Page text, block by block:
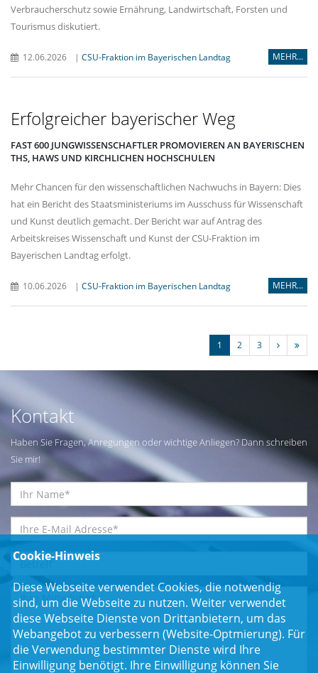
Verbraucherschutz sowie Ernährung, Landwirtschaft, Forsten und
Tourismus diskutiert.
12.06.2026 | CSU-Fraktion im Bayerischen Landtag MEHR...
Erfolgreicher bayerischer Weg
FAST 600 JUNGWISSENSCHAFTLER PROMOVIEREN AN BAYERISCHEN
THS, HAWS UND KIRCHLICHEN HOCHSCHULEN
Mehr Chancen für den wissenschaftlichen Nachwuchs in Bayern: Dies
hat ein Bericht des Staatsministeriums im Ausschuss für Wissenschaft
und Kunst deutlich gemacht. Der Bericht war auf Antrag des
Arbeitskreises Wissenschaft und Kunst der CSU-Fraktion im
Bayerischen Landtag erfolgt.
10.06.2026 | CSU-Fraktion im Bayerischen Landtag MEHR...
1 2 3
Kontakt
Haben Sie Fragen, Anregungen oder wichtige Anliegen? Dann schreiben
Sie mir!
Cookie-Hinweis
Diese Webseite verwendet Cookies, die notwendig
sind, um die Webseite zu nutzen. Weiter verwendet
diese Webseite Dienste von Drittanbietern, um das
Webangebot zu verbessern (Website-Optmierung). Für
die Verwendung bestimmter Dienste wird Ihre
Einwilligung benötigt. Ihre Einwilligung können Sie